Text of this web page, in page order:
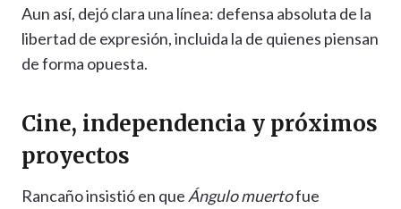
Aun así, dejó clara una línea: defensa absoluta de la
libertad de expresión, incluida la de quienes piensan
de forma opuesta.
Cine, independencia y próximos
proyectos
Rancaño insistió en que Ángulo muertofue